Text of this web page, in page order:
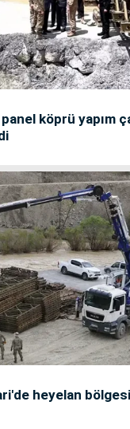
köprü yapım
heyelan